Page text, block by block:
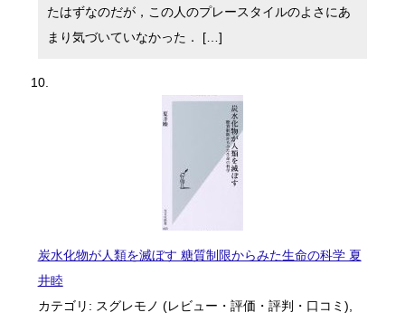
たはずなのだが，この人のプレースタイルのよさにあ
まり気づいていなかった． […]
炭水化物が人類を滅ぼす 糖質制限からみた生命の科学 夏
井睦
カテゴリ: スグレモノ (レビュー・評価・評判・口コミ)